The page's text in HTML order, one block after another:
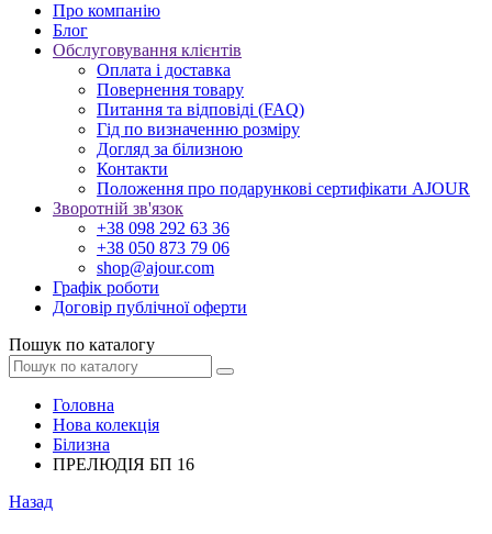
Про компанію
Блог
Обслуговування клієнтів
Оплата і доставка
Повернення товару
Питання та відповіді (FAQ)
Гід по визначенню розміру
Догляд за білизною
Контакти
Положення про подарункові сертифікати AJOUR
Зворотній зв'язок
+38 098 292 63 36
+38 050 873 79 06
shop@ajour.com
Графік роботи
Договір публічної оферти
Пошук по каталогу
Головна
Нова колекція
Білизна
ПРЕЛЮДІЯ БП 16
Назад